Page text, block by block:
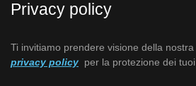
Privacy policy
Ti invitiamo prendere visione della nostra
privacy policy per la protezione dei